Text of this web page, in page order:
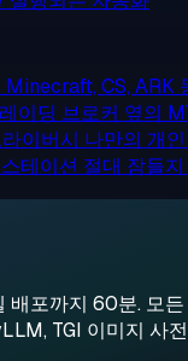
Minecraft, CS, ARK
이딩 브로커 옆의
이버시 나만의 개
테이션 절대 잠들
배포까지 60분. 모든
TGI 이미지 사